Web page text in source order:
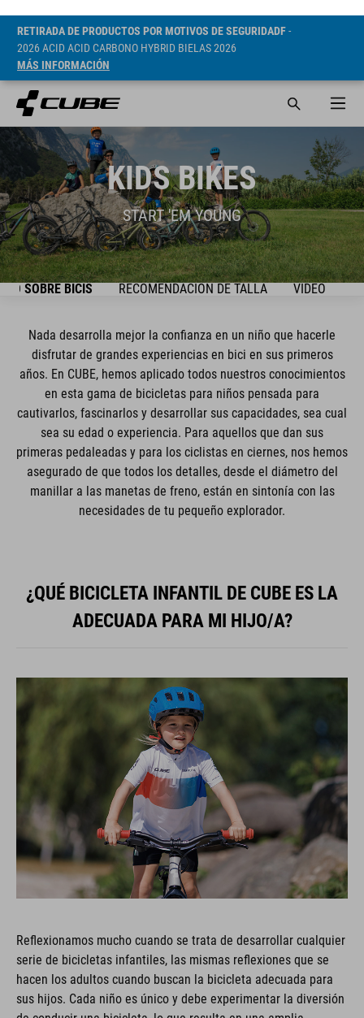
RETIRADA DE PRODUCTOS POR MOTIVOS DE SEGURIDADF-
2026 ACID ACID CARBONO HYBRID BIELAS 2026
MÁS INFORMACIÓN
KIDS BIKES
START 'EM YOUNG
SOBRE BICIS RECOMENDACIÓN DE TALLA VIDEO
Nada desarrolla mejor la confianza en un niño que hacerle
disfrutar de grandes experiencias en bici en sus primeros
años. En CUBE, hemos aplicado todos nuestros conocimientos
en esta gama de bicicletas para niños pensada para
cautivarlos, fascinarlos y desarrollar sus capacidades, sea cual
sea su edad o experiencia. Para aquellos que dan sus
primeras pedaleadas y para los ciclistas en ciernes, nos hemos
asegurado de que todos los detalles, desde el diámetro del
manillar a las manetas de freno, están en sintonía con las
necesidades de tu pequeño explorador.
¿QUÉ BICICLETA INFANTIL DE CUBE ES LA
ADECUADA PARA MI HIJO/A?
Reflexionamos mucho cuando se trata de desarrollar cualquier
serie de bicicletas infantiles, las mismas reflexiones que se
hacen los adultos cuando buscan la bicicleta adecuada para
sus hijos. Cada niño es único y debe experimentar la diversión
de conducir una bicicleta, lo que resulta en una amplia